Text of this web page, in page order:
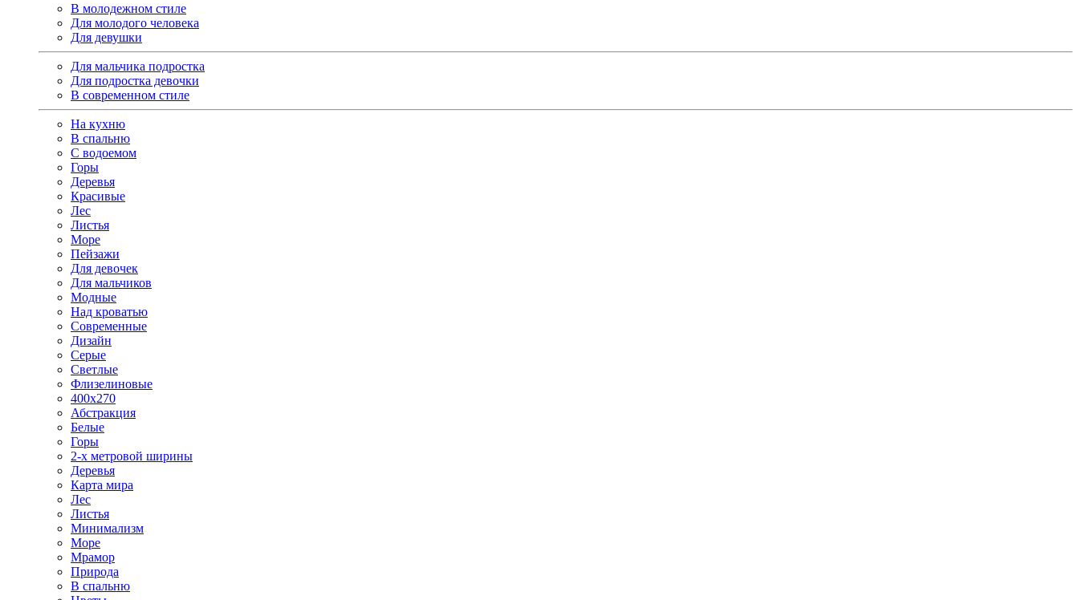
В молодежном стиле
Для молодого человека
Для девушки
Для мальчика подростка
Для подростка девочки
В современном стиле
На кухню
В спальню
С водоемом
Горы
Деревья
Красивые
Лес
Листья
Море
Пейзажи
Для девочек
Для мальчиков
Модные
Над кроватью
Современные
Дизайн
Серые
Светлые
Флизелиновые
400х270
Абстракция
Белые
Горы
2-х метровой ширины
Деревья
Карта мира
Лес
Листья
Минимализм
Море
Мрамор
Природа
В спальню